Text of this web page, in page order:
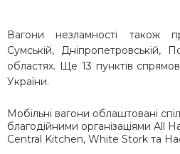
Вагони незламності також
Сумській, Дніпропетровській,
областях. Ще 13 пунктів
України.
Мобільні вагони облаштовані
благодійними організаціями All
Central Kitchen, White Stork та